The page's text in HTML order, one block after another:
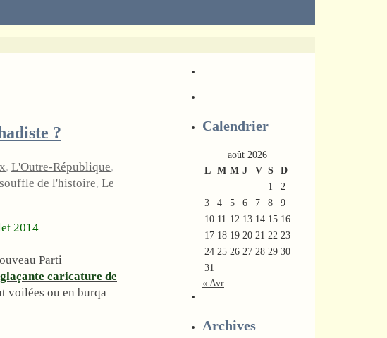
?
, L'Outre-République,
de l'histoire, Le
2014
Parti
caricature de
voilées ou en burqa
Calendrier
août 2026
L M M J V S
D
1
2
3
4 5 6 7 8
9
10 11 12 13 14 15 16
17 18 19 20 21 22 23
24 25 26 27 28 29 30
31
« Avr
Archives